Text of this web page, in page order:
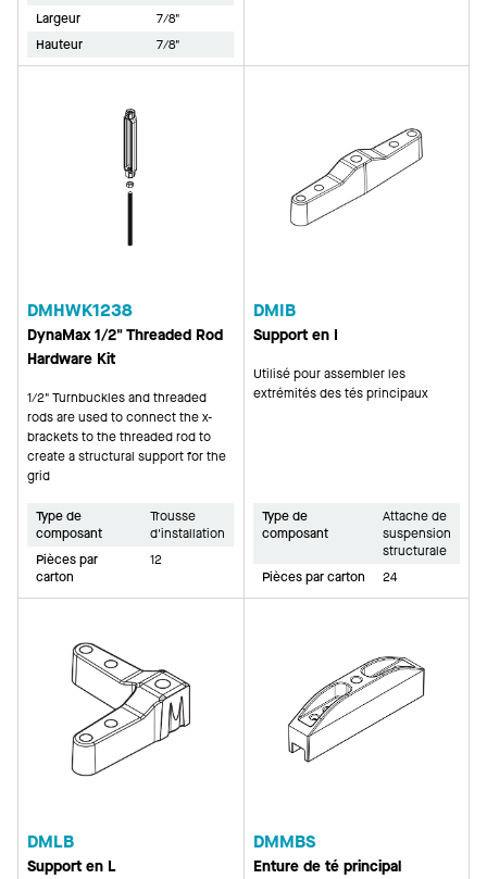
Largeur
7/8"
Hauteur
7/8"
DMHWK1238
DynaMax 1/2" Threaded Rod
Hardware Kit
1/2" Turnbuckles and threaded
rods are used to connect the x-
brackets to the threaded rod to
create a structural support for the
grid
Type de
composant
Trousse
d'installation
Pièces par
carton
12
DMIB
Support en I
Utilisé pour assembler les
extrémités des tés principaux
Type de
composant
Attache de
suspension
structurale
Pièces par carton
24
DMLB
Support en L
DMMBS
Enture de té principal